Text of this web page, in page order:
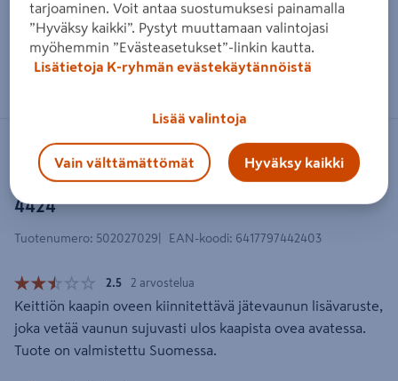
Zoomaa kuvaa sormilla kosketusnäytöllä
Ulosvetolaite jätevaunuun MEWE
4424
MEWE
Tuotenumero: 502027029 EAN-koodi: 6417797442403
2.5 2 arvostelua
Keittiön kaapin oveen kiinnitettävä jätevaunun lisävaruste,
joka vetää vaunun sujuvasti ulos kaapista ovea avatessa.
Tuote on valmistettu Suomessa.
tarjoaminen. Voit antaa suostumuksesi painamalla
”Hyväksy kaikki”. Pystyt muuttamaan valintojasi
myöhemmin ”Evästeasetukset”-linkin kautta.
Lisätietoja K-ryhmän evästekäytännöistä
Lisää valintoja
Vain välttämättömät Hyväksy kaikki